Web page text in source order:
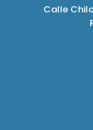
Calle